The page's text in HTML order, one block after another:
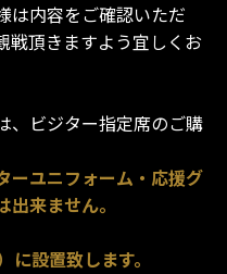
は内容をご確認いただ
戦頂きますよう宜しくお
、ビジター指定席のご購
ーユニフォーム・応援グ
来ません。
設置致します。